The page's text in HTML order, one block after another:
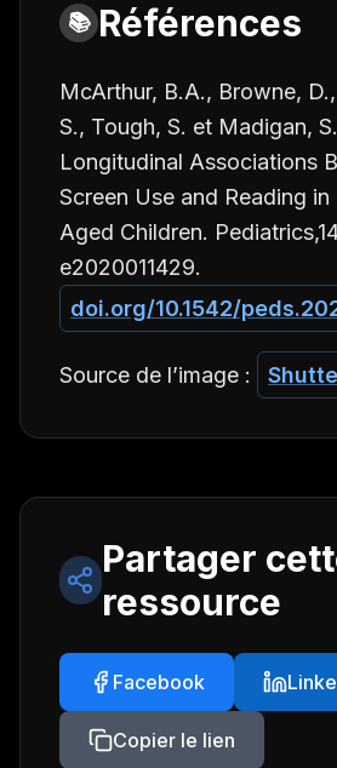
📚 Références
McArthur, B.A., Browne,
S., Tough, S. et Madigan,
Longitudinal Associations
Screen Use and Reading
Aged Children.
e2020011429.
doi.org/10.1542/
Source de l’image :
Partager
ressource
Facebook
Copier le lien